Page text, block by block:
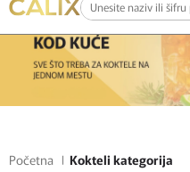
Početna Kokteli kategorija